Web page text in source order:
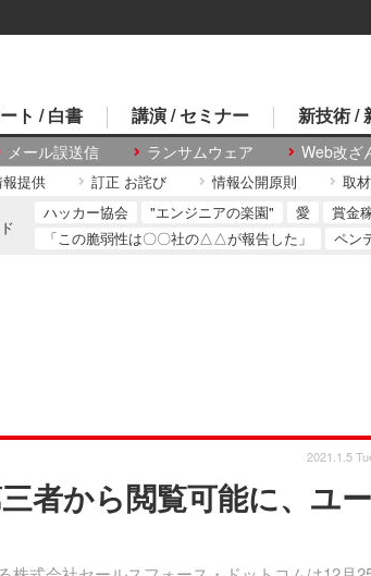
メール誤送信 ランサムウェア Web改ざ
ト / 白書 講演 / セミナー 新技術 /
提供 訂正 お詫び 情報公開原則 取
ハッカー協会 "エンジニアの楽園" 愛 賞金
「この脆弱性は〇〇社の△△が報告した」
ペン
者から閲覧可能に、ユー
2021.1.5